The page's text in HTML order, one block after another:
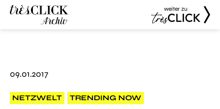
weiter zu
09.01.2017
NETZWELT TRENDING NOW